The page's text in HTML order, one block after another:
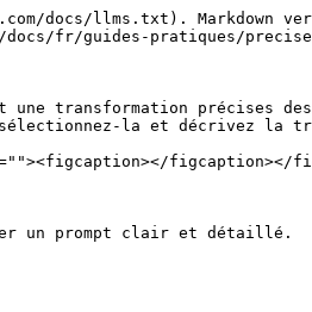
docs/llms.txt). Markdown
fr/guides-pratiques/
une transformation
la et décrivez la
figcaption></
un prompt clair et détaillé.